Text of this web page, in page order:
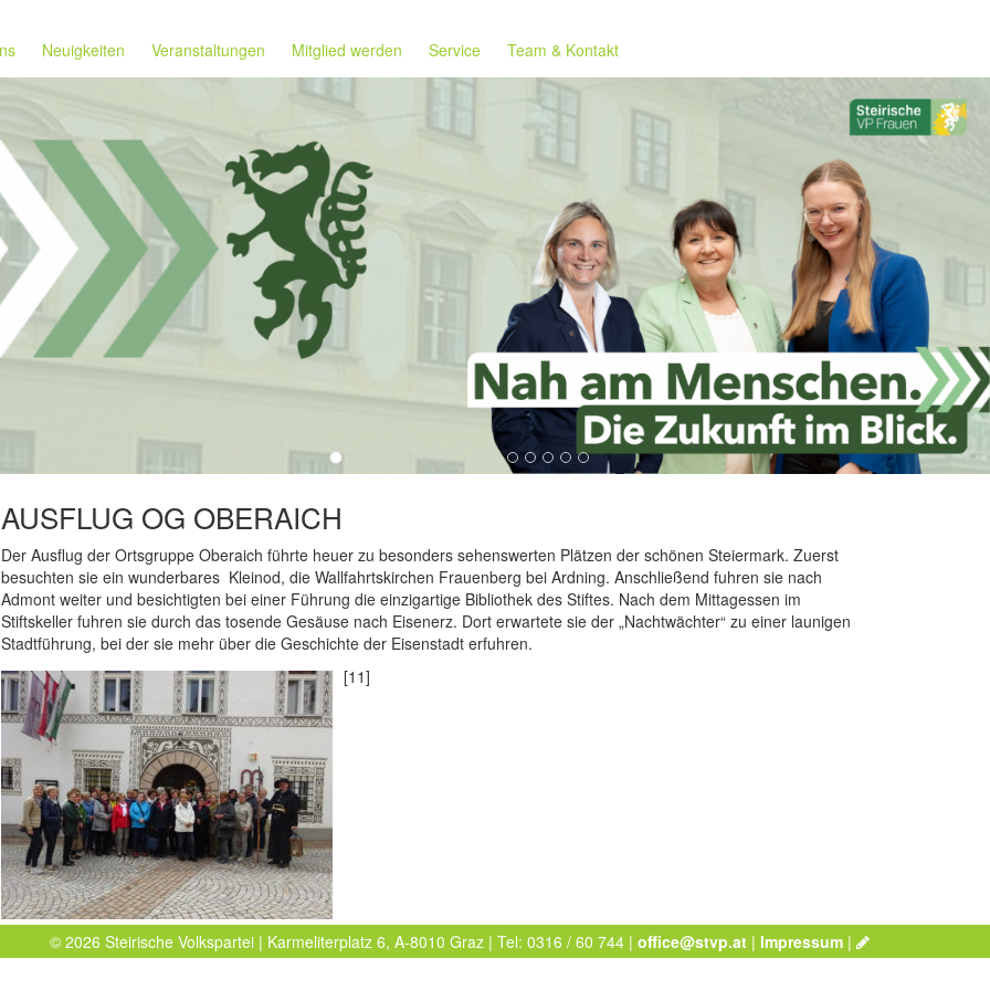
Neuigkeiten Veranstaltungen Mitglied werden Service Team & Kontakt
AUSFLUG OG OBERAICH
Der Ausflug der Ortsgruppe Oberaich führte heuer zu besonders sehenswerten Plätzen der schönen Steiermark. Zuerst
besuchten sie ein wunderbares Kleinod, die Wallfahrtskirchen Frauenberg bei Ardning. Anschließend fuhren sie nach
Admont weiter und besichtigten bei einer Führung die einzigartige Bibliothek des Stiftes. Nach dem Mittagessen im
Stiftskeller fuhren sie durch das tosende Gesäuse nach Eisenerz. Dort erwartete sie der „Nachtwächter“ zu einer launigen
Stadtführung, bei der sie mehr über die Geschichte der Eisenstadt erfuhren.
[11]
© 2026 Steirische Volkspartei | Karmeliterplatz 6, A-8010 Graz | Tel: 0316 / 60 744 |office@stvp.at |Impressum |